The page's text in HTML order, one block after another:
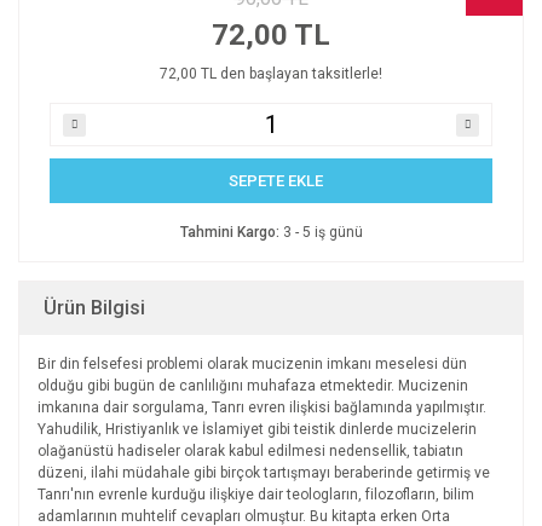
72,00 TL
72,00 TL den başlayan taksitlerle!
SEPETE EKLE
Tahmini Kargo: 3 - 5 iş günü
Ürün Bilgisi
Bir din felsefesi problemi olarak mucizenin imkanı meselesi dün
olduğu gibi bugün de canlılığını muhafaza etmektedir. Mucizenin
imkanına dair sorgulama, Tanrı evren ilişkisi bağlamında yapılmıştır.
Yahudilik, Hristiyanlık ve İslamiyet gibi teistik dinlerde mucizelerin
olağanüstü hadiseler olarak kabul edilmesi nedensellik, tabiatın
düzeni, ilahi müdahale gibi birçok tartışmayı beraberinde getirmiş ve
Tanrı'nın evrenle kurduğu ilişkiye dair teologların, filozofların, bilim
adamlarının muhtelif cevapları olmuştur. Bu kitapta erken Orta